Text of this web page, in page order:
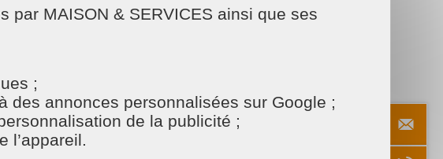
fond, repassage en retard, vitres oubliées… On vous
MAISON & SERVICES ainsi que ses
;
des annonces personnalisées sur Google ;
de la publicité ;